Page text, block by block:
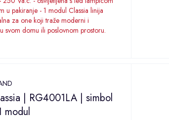
u pakiranje - 1 modul Classia linija
za one koji traže moderni i
svom domu ili poslovnom prostoru.
| RG4001LA | simbol
modul